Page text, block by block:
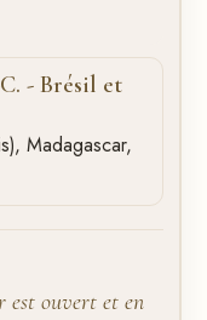
- Brésil et
Madagascar,
est ouvert et en